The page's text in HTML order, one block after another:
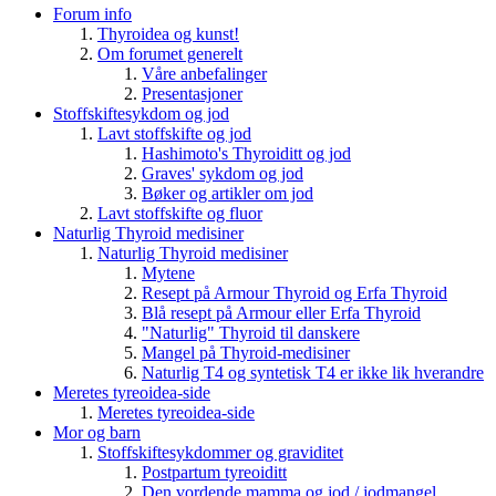
Forum info
Thyroidea og kunst!
Om forumet generelt
Våre anbefalinger
Presentasjoner
Stoffskiftesykdom og jod
Lavt stoffskifte og jod
Hashimoto's Thyroiditt og jod
Graves' sykdom og jod
Bøker og artikler om jod
Lavt stoffskifte og fluor
Naturlig Thyroid medisiner
Naturlig Thyroid medisiner
Mytene
Resept på Armour Thyroid og Erfa Thyroid
Blå resept på Armour eller Erfa Thyroid
"Naturlig" Thyroid til danskere
Mangel på Thyroid-medisiner
Naturlig T4 og syntetisk T4 er ikke lik hverandre
Meretes tyreoidea-side
Meretes tyreoidea-side
Mor og barn
Stoffskiftesykdommer og graviditet
Postpartum tyreoiditt
Den vordende mamma og jod / jodmangel